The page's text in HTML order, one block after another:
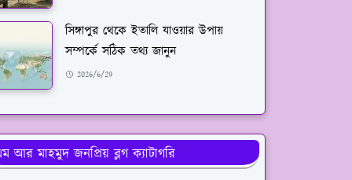
সিঙ্গাপুর থেকে ইতালি যাওয়ার উপায়
সম্পর্কে সঠিক তথ্য জানুন
2026/6/29
আর মাহমুদ জনপ্রিয় ব্লগ ক্যাটাগরি